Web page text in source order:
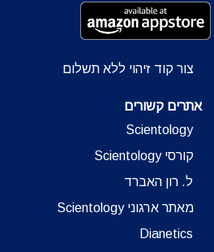
צור קוד זיהוי ללא תשלום
אתרים קשורים
Scientology
קורסי Scientology
ל. רון האברד
מאתר ארגוני Scientology
Dianetics